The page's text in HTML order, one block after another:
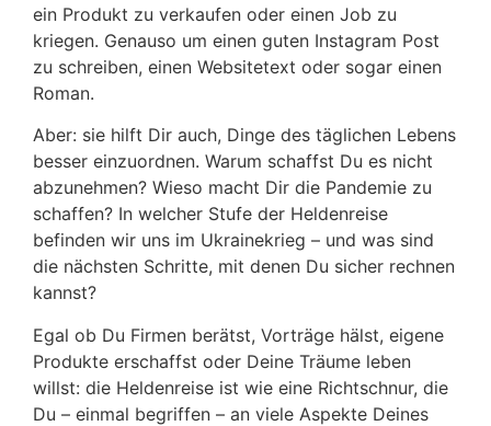
ein Produkt zu verkaufen oder einen Job zu
kriegen. Genauso um einen guten Instagram Post
zu schreiben, einen Websitetext oder sogar einen
Roman.
Aber: sie hilft Dir auch, Dinge des täglichen Lebens
besser einzuordnen. Warum schaffst Du es nicht
abzunehmen? Wieso macht Dir die Pandemie zu
schaffen? In welcher Stufe der Heldenreise
befinden wir uns im Ukrainekrieg – und was sind
die nächsten Schritte, mit denen Du sicher rechnen
kannst?
Egal ob Du Firmen berätst, Vorträge hälst, eigene
Produkte erschaffst oder Deine Träume leben
willst: die Heldenreise ist wie eine Richtschnur, die
Du – einmal begriffen – an viele Aspekte Deines